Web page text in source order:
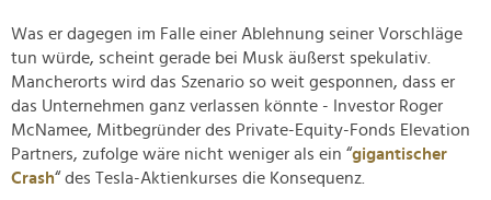
Was er dagegen im Falle einer Ablehnung seiner Vorschläge
tun würde, scheint gerade bei Musk äußerst spekulativ.
Mancherorts wird das Szenario so weit gesponnen, dass er
das Unternehmen ganz verlassen könnte - Investor Roger
McNamee, Mitbegründer des Private-Equity-Fonds Elevation
Partners, zufolge wäre nicht weniger als ein “gigantischer
Crash“ des Tesla-Aktienkurses die Konsequenz.